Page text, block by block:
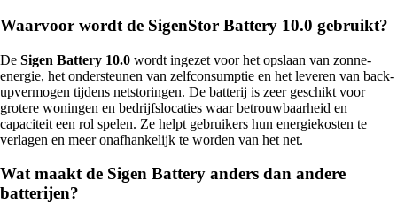
Waarvoor wordt de SigenStor Battery 10.0 gebruikt?
De Sigen Battery 10.0 wordt ingezet voor het opslaan van zonne-
energie, het ondersteunen van zelfconsumptie en het leveren van back-
upvermogen tijdens netstoringen. De batterij is zeer geschikt voor
grotere woningen en bedrijfslocaties waar betrouwbaarheid en
capaciteit een rol spelen. Ze helpt gebruikers hun energiekosten te
verlagen en meer onafhankelijk te worden van het net.
Wat maakt de Sigen Battery anders dan andere
batterijen?